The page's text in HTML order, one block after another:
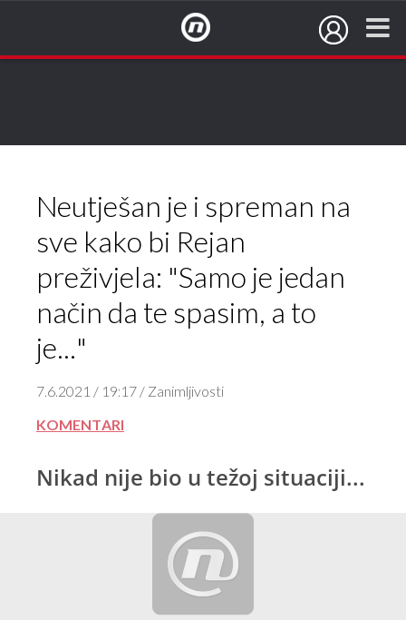
Neutješan je i spreman na
sve kako bi Rejan
preživjela: "Samo je jedan
način da te spasim, a to
je..."
7.6.2021 / 19:17 / Zanimljivosti
KOMENTARI
Nikad nije bio u težoj situaciji...